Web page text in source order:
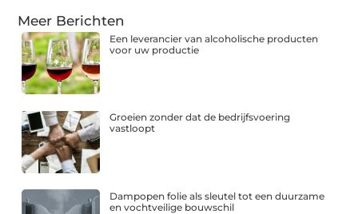
Meer Berichten
Een leverancier van alcoholische producten
voor uw productie
Groeien zonder dat de bedrijfsvoering
vastloopt
Dampopen folie als sleutel tot een duurzame
en vochtveilige bouwschil